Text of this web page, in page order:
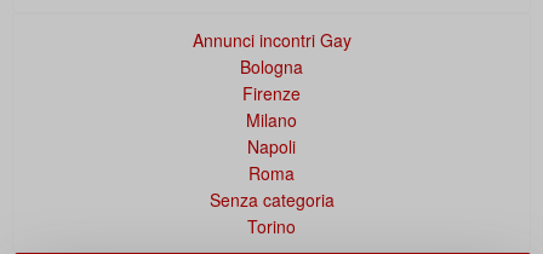
Annunci incontri Gay
Bologna
Firenze
Milano
Napoli
Roma
Senza categoria
Torino